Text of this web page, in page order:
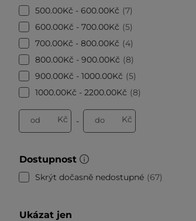
500.00Kč - 600.00Kč
7
600.00Kč - 700.00Kč
5
700.00Kč - 800.00Kč
4
800.00Kč - 900.00Kč
8
900.00Kč - 1000.00Kč
5
1000.00Kč - 2200.00Kč
8
od Kč - do Kč
Dostupnost
Skrýt dočasně nedostupné 67
Ukázat jen